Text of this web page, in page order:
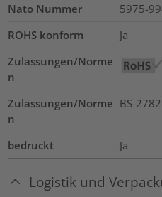
Nato Nummer
5975-
ROHS konform
Ja
Zulassungen/Norme
n
Zulassungen/Norme
n
BS-
bedruckt Ja
Logistik und